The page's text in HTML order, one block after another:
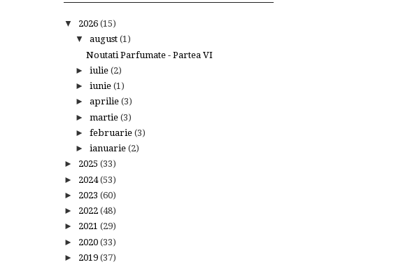
▼ 2026 (15)
▼ august (1)
Noutati Parfumate - Partea VI
► iulie (2)
► iunie (1)
► aprilie (3)
► martie (3)
► februarie (3)
► ianuarie (2)
► 2025 (33)
► 2024(53)
► 2023 (60)
► 2022 (48)
► 2021 (29)
► 2020 (33)
► 2019 (37)